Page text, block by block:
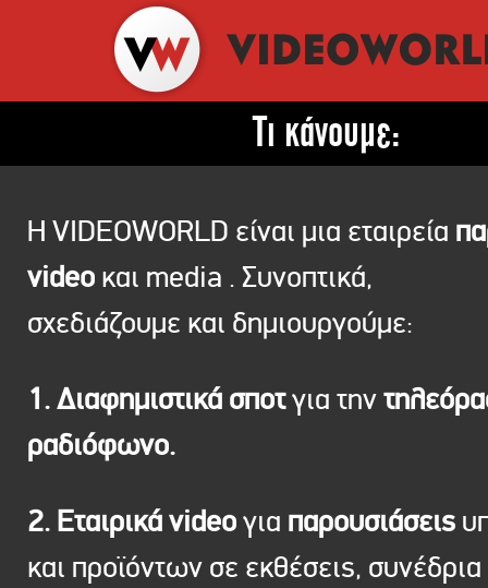
Τι κάνουμε:
Η VIDEOWORLD είναι μια εταιρεία
video και media . Συνοπτικά,
σχεδιάζουμε και δημιουργούμε:
1. Διαφημιστικά σποτγια την
ραδιόφωνο.
2. Εταιρικά videoγια παρουσιάσεις
και προϊόντων σε εκθέσεις, συνέδρια